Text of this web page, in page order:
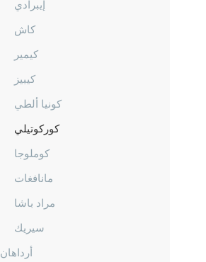
إيبرادي
كاش
كيمير
كيبيز
كونيا ألطي
كوركوتيلي
كوملوجا
مانافغات
مراد باشا
سيريك
أرداهان